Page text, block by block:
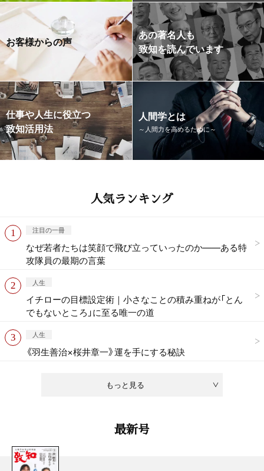
お客様からの声
あの著名人も
致知を読んでいます
仕事や人生に役立つ
致知活用法
人間学とは
～人間力を高めるために～
人気ランキング
もっと見る
注目の一冊
なぜ若者たちは笑顔で飛び立っていったのか——ある特
攻隊員の最期の言葉
人生
イチローの目標設定術｜小さなことの積み重ねが「とん
でもないところ」に至る唯一の道
人生
《羽生善治×桜井章一》運を手にする秘訣
最新号